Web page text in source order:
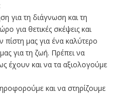
για τη διάγνωση και τη
για θετικές σκέψεις και
πίστη μας για ένα καλύτερο
για τη ζωή. Πρέπει να
έχουν και να τα αξιολογούμε
και να στηρίζουμε